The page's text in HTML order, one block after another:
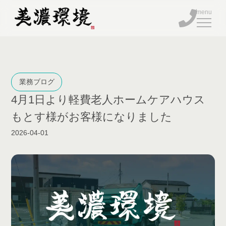
BUSINESS
FACILITY
COMPANY
ENTRY
業務ブログ
4月1日より軽費老人ホームケアハウス
もとす様がお客様になりました
2026-04-01